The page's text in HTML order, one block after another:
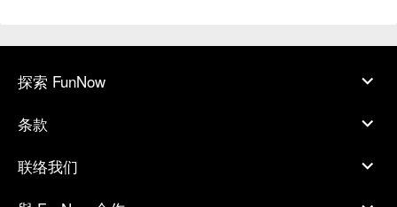
探索 FunNow
条款
联络我们